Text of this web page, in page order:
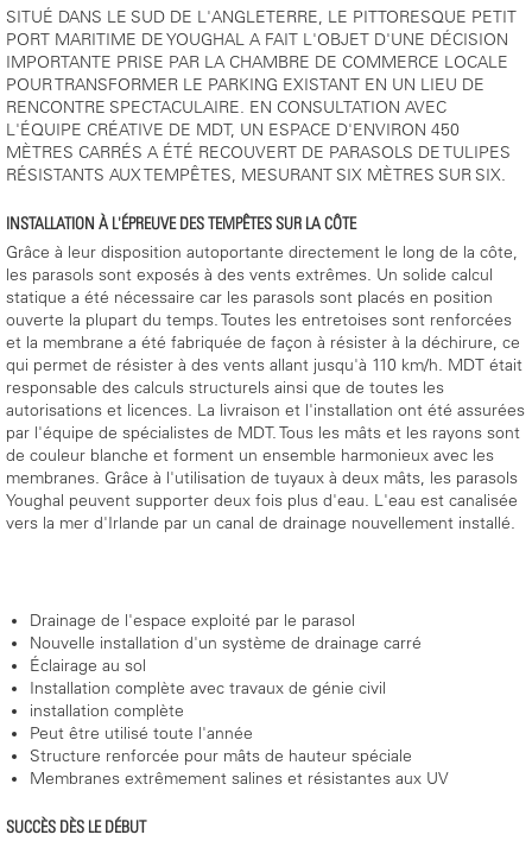
SITUÉ DANS LE SUD DE L'ANGLETERRE, LE PITTORESQUE PETIT
PORT MARITIME DE YOUGHAL A FAIT L'OBJET D'UNE DÉCISION
IMPORTANTE PRISE PAR LA CHAMBRE DE COMMERCE LOCALE
POUR TRANSFORMER LE PARKING EXISTANT EN UN LIEU DE
RENCONTRE SPECTACULAIRE. EN CONSULTATION AVEC
L'ÉQUIPE CRÉATIVE DE MDT, UN ESPACE D'ENVIRON 450
MÈTRES CARRÉS A ÉTÉ RECOUVERT DE PARASOLS DE TULIPES
RÉSISTANTS AUX TEMPÊTES, MESURANT SIX MÈTRES SUR SIX.
INSTALLATION À L'ÉPREUVE DES TEMPÊTES SUR LA CÔTE
Grâce à leur disposition autoportante directement le long de la côte,
les parasols sont exposés à des vents extrêmes. Un solide calcul
statique a été nécessaire car les parasols sont placés en position
ouverte la plupart du temps. Toutes les entretoises sont renforcées
et la membrane a été fabriquée de façon à résister à la déchirure, ce
qui permet de résister à des vents allant jusqu'à 110 km/h. MDT était
responsable des calculs structurels ainsi que de toutes les
autorisations et licences. La livraison et l'installation ont été assurées
par l'équipe de spécialistes de MDT. Tous les mâts et les rayons sont
de couleur blanche et forment un ensemble harmonieux avec les
membranes. Grâce à l'utilisation de tuyaux à deux mâts, les parasols
Youghal peuvent supporter deux fois plus d'eau. L'eau est canalisée
vers la mer d'Irlande par un canal de drainage nouvellement installé.
Drainage de l'espace exploité par le parasol
Nouvelle installation d'un système de drainage carré
Éclairage au sol
Installation complète avec travaux de génie civil
installation complète
Peut être utilisé toute l'année
Structure renforcée pour mâts de hauteur spéciale
Membranes extrêmement salines et résistantes aux UV
SUCCÈS DÈS LE DÉBUT